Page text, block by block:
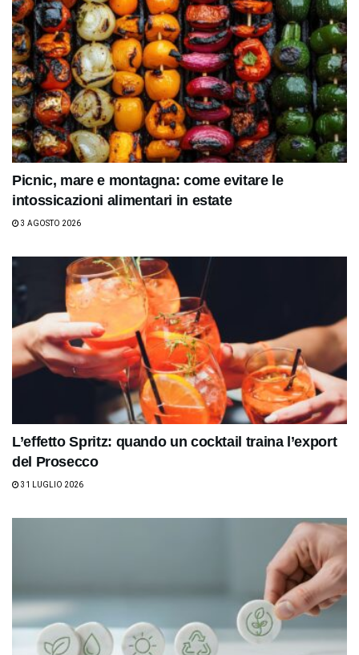
Picnic, mare e montagna: come evitare le
intossicazioni alimentari in estate
3 AGOSTO 2026
L’effetto Spritz: quando un cocktail traina l’export
del Prosecco
31 LUGLIO 2026